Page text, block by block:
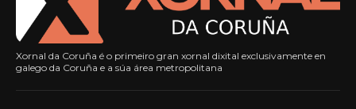
Xornal da Coruña é o primeiro gran xornal dixital exclusivamente en
galego da Coruña e a súa área metropolitana